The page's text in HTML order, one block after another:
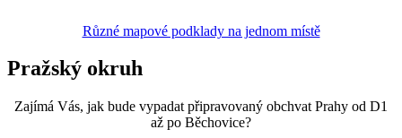
Různé mapové podklady na jednom místě
Pražský okruh
Zajímá Vás, jak bude vypadat připravovaný obchvat Prahy od D1
až po Běchovice?